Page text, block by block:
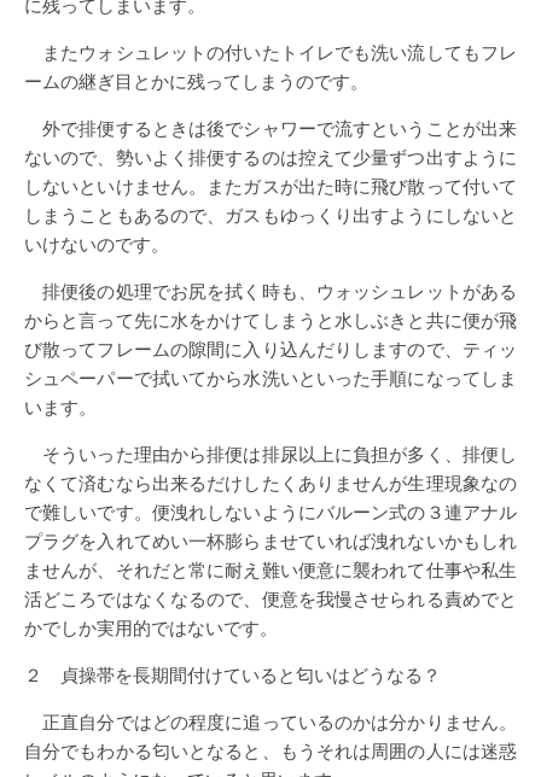
に残ってしまいます。
またウォシュレットの付いたトイレでも洗い流してもフレ
ームの継ぎ目とかに残ってしまうのです。
外で排便するときは後でシャワーで流すということが出来
ないので、勢いよく排便するのは控えて少量ずつ出すように
しないといけません。またガスが出た時に飛び散って付いて
しまうこともあるので、ガスもゆっくり出すようにしないと
いけないのです。
排便後の処理でお尻を拭く時も、ウォッシュレットがある
からと言って先に水をかけてしまうと水しぶきと共に便が飛
び散ってフレームの隙間に入り込んだりしますので、ティッ
シュペーパーで拭いてから水洗いといった手順になってしま
います。
そういった理由から排便は排尿以上に負担が多く、排便し
なくて済むなら出来るだけしたくありませんが生理現象なの
で難しいです。便洩れしないようにバルーン式の３連アナル
プラグを入れてめい一杯膨らませていれば洩れないかもしれ
ませんが、それだと常に耐え難い便意に襲われて仕事や私生
活どころではなくなるので、便意を我慢させられる責めでと
かでしか実用的ではないです。
２ 貞操帯を長期間付けていると匂いはどうなる？
正直自分ではどの程度に追っているのかは分かりません。
自分でもわかる匂いとなると、もうそれは周囲の人には迷惑